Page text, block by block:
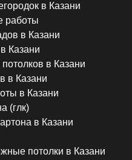
в Казани
работы
в Казани
Казани
в Казани
в Казани
в Казани
(глк)
в Казани
потолки в Казани